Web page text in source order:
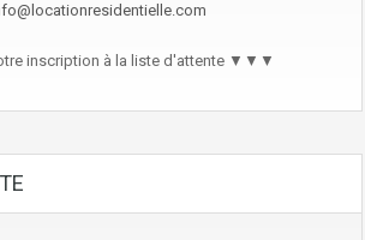
inscription à la liste d'attente ▼▼▼